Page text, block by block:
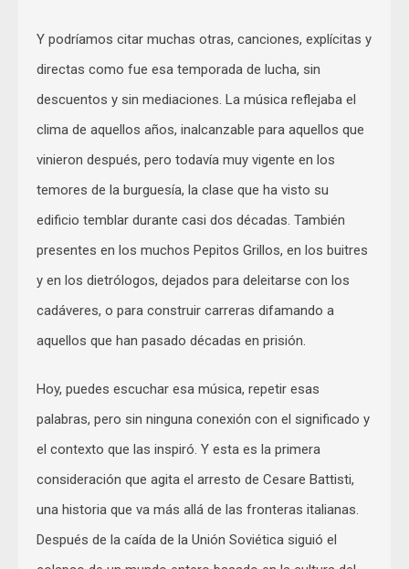
Y podríamos citar muchas otras, canciones, explícitas y
directas como fue esa temporada de lucha, sin
descuentos y sin mediaciones. La música reflejaba el
clima de aquellos años, inalcanzable para aquellos que
vinieron después, pero todavía muy vigente en los
temores de la burguesía, la clase que ha visto su
edificio temblar durante casi dos décadas. También
presentes en los muchos Pepitos Grillos, en los buitres
y en los dietrólogos, dejados para deleitarse con los
cadáveres, o para construir carreras difamando a
aquellos que han pasado décadas en prisión.
Hoy, puedes escuchar esa música, repetir esas
palabras, pero sin ninguna conexión con el significado y
el contexto que las inspiró. Y esta es la primera
consideración que agita el arresto de Cesare Battisti,
una historia que va más allá de las fronteras italianas.
Después de la caída de la Unión Soviética siguió el